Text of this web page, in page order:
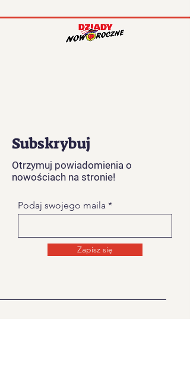
Subskrybuj
Otrzymuj powiadomienia o
nowościach na stronie!
Podaj swojego maila
Zapisz się